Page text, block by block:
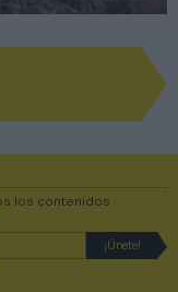
los contenidos